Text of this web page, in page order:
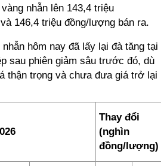
nhẫn lên 143,4 triệu
146,4 triệu đồng/lượng bán ra.
hôm nay đã lấy lại đà tăng tại
sau phiên giảm sâu trước đó, dù
thận trọng và chưa đưa giá trở lại
Thay đổi
(nghìn
đồng/lượng)